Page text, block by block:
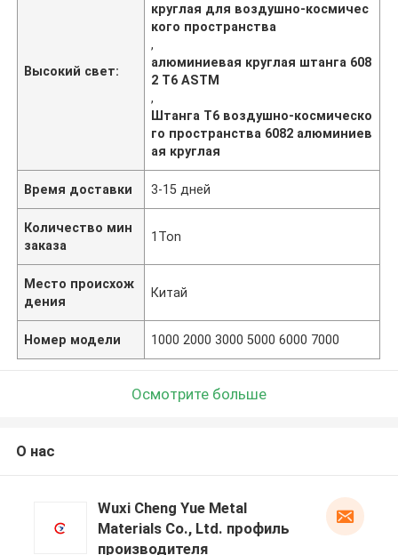
Высокий свет:
круглая для воздушно-космичес
кого пространства
,
алюминиевая круглая штанга 608
2 T6 ASTM
,
Штанга T6 воздушно-космическо
го пространства 6082 алюминиев
ая круглая
Время доставки 3-15 дней
Количество мин
заказа
1Ton
Место происхож
дения
Китай
Номер модели 1000 2000 3000 5000 6000 7000
Осмотрите больше
О нас
Wuxi Cheng Yue Metal
Materials Co., Ltd. профиль
производителя